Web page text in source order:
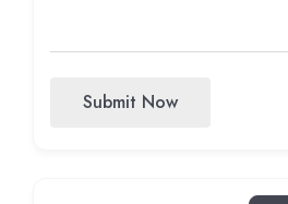
Submit Now